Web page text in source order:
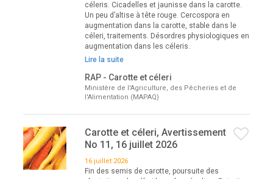
céleris. Cicadelles et jaunisse dans la carotte.
Un peu d’altise à tête rouge. Cercospora en
augmentation dans la carotte, stable dans le
céleri, traitements. Désordres physiologiques en
augmentation dans les céleris.
Lire la suite
RAP - Carotte et céleri
Ministère de l'Agriculture, des Pêcheries et de
l'Alimentation (MAPAQ)
Carotte et céleri, Avertissement
No 11, 16 juillet 2026
16 juillet 2026
Fin des semis de carotte, poursuite des